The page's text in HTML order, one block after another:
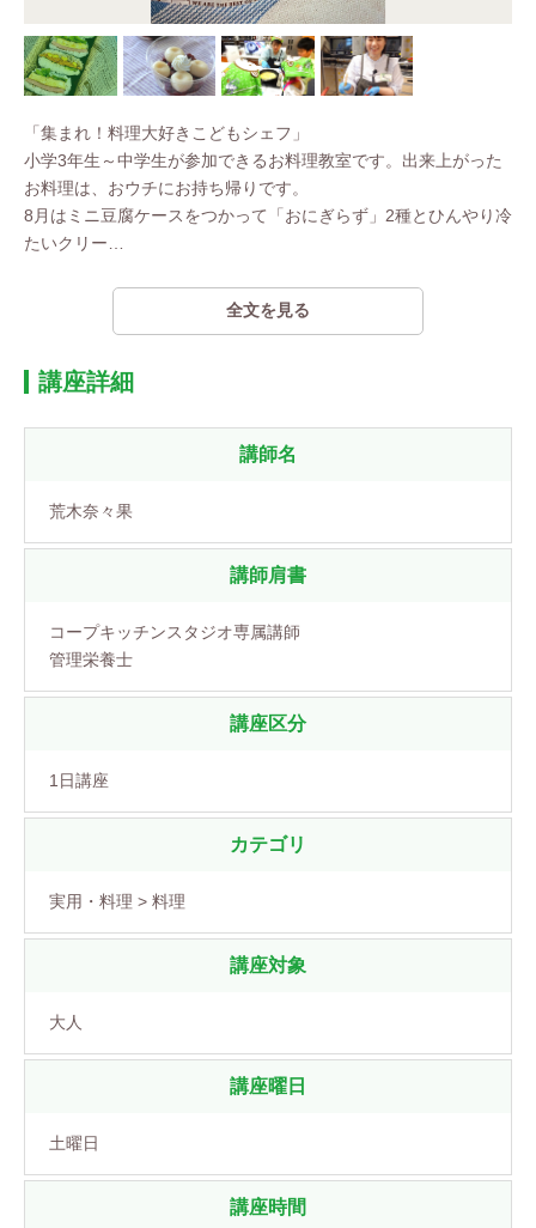
「集まれ！料理大好きこどもシェフ」
小学3年生～中学生が参加できるお料理教室です。出来上がった
お料理は、おウチにお持ち帰りです。
8月はミニ豆腐ケースをつかって「おにぎらず」2種とひんやり冷
たいクリー
全文を見る
講座詳細
講師名
荒木奈々果
講師肩書
コープキッチンスタジオ専属講師
管理栄養士
講座区分
1日講座
カテゴリ
実用・料理 > 料理
講座対象
大人
講座曜日
土曜日
講座時間